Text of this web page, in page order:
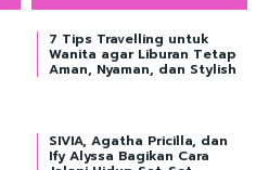
7 Tips Travelling untuk
Wanita agar Liburan Tetap
Aman, Nyaman, dan Stylish
SIVIA, Agatha Pricilla, dan
Ify Alyssa Bagikan Cara